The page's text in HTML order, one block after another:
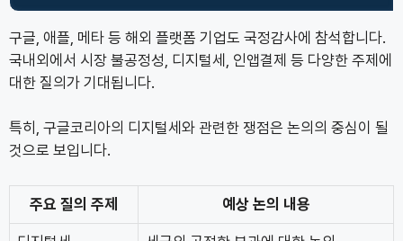
구글, 애플, 메타 등 해외 플랫폼 기업도 국정감사에 참석합니다.
국내외에서 시장 불공정성, 디지털세, 인앱결제 등 다양한 주제에
대한 질의가 기대됩니다.
특히, 구글코리아의 디지털세와 관련한 쟁점은 논의의 중심이 될
것으로 보입니다.
주요 질의 주제 예상 논의 내용